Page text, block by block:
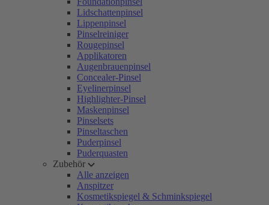
Lidschattenpinsel
Lippenpinsel
Pinselreiniger
Rougepinsel
Applikatoren
Augenbrauenpinsel
Concealer-Pinsel
Eyelinerpinsel
Highlighter-Pinsel
Maskenpinsel
Pinselsets
Pinseltaschen
Puderpinsel
Puderquasten
Zubehör
Alle anzeigen
Anspitzer
Kosmetikspiegel & Schminkspiegel